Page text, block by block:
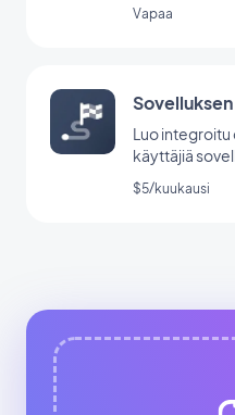
Vapaa
Luo
käyttäjiä
käynnistyksen
$5/kuukausi